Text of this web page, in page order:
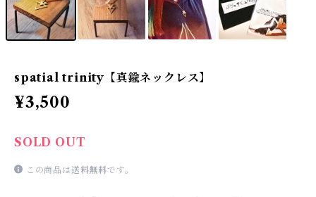
spatial trinity【真鍮ネックレス】
¥3,500
SOLD OUT
この商品は送料無料です。